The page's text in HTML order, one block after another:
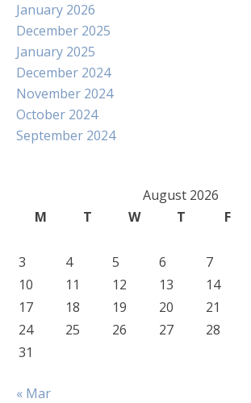
January 2026
December 2025
January 2025
December 2024
November 2024
October 2024
September 2024
August 2026
M
T W T F
3
4 5 6 7
10
11 12 13 14
17
18 19 20 21
24
25 26 27 28
31
« Mar